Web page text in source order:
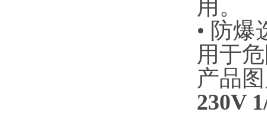
用。
• 防爆
用于
产品
230V